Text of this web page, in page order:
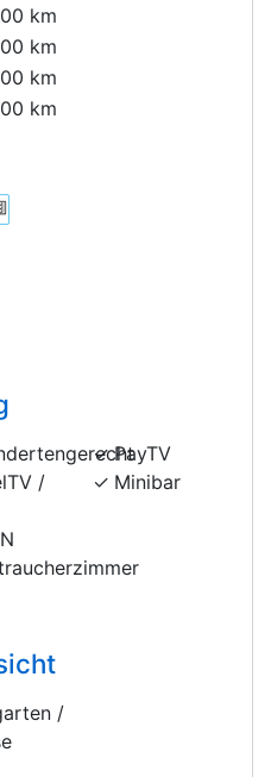
km
km
km
km
/
PayTV
Minibar
/